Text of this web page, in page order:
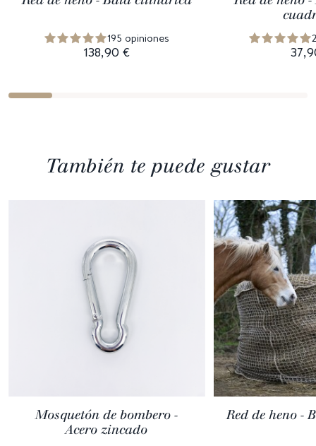
195 opiniones
138,90 €
También te puede gustar
Mosquetón de bombero -
Acero zincado
Red de heno -